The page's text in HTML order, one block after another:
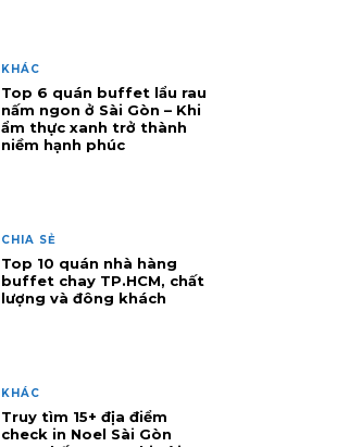
KHÁC
Top 6 quán buffet lẩu rau
nấm ngon ở Sài Gòn – Khi
ẩm thực xanh trở thành
niềm hạnh phúc
CHIA SẺ
Top 10 quán nhà hàng
buffet chay TP.HCM, chất
lượng và đông khách
KHÁC
Truy tìm 15+ địa điểm
check in Noel Sài Gòn